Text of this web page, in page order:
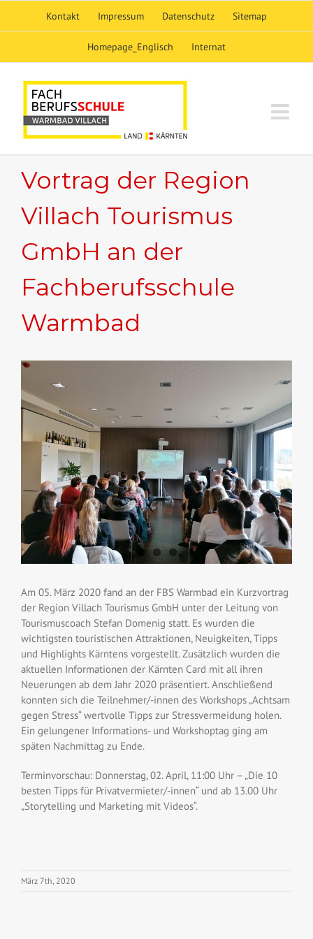
Kontakt Impressum Datenschutz Sitemap
Homepage_Englisch Internat
Vortrag der Region
Villach Tourismus
GmbH an der
Fachberufsschule
Warmbad
View
Image
Am 05. März 2020 fand an der FBS Warmbad ein Kurzvortrag
der Region Villach Tourismus GmbH unter der Leitung von
Tourismuscoach Stefan Domenig statt. Es wurden die
wichtigsten touristischen Attraktionen, Neuigkeiten, Tipps
und Highlights Kärntens vorgestellt. Zusätzlich wurden die
aktuellen Informationen der Kärnten Card mit all ihren
Neuerungen ab dem Jahr 2020 präsentiert. Anschließend
konnten sich die Teilnehmer/-innen des Workshops „Achtsam
gegen Stress“ wertvolle Tipps zur Stressvermeidung holen.
Ein gelungener Informations- und Workshoptag ging am
späten Nachmittag zu Ende.
Terminvorschau: Donnerstag, 02. April, 11:00 Uhr – „Die 10
besten Tipps für Privatvermieter/-innen“ und ab 13.00 Uhr
„Storytelling und Marketing mit Videos“.
März 7th, 2020